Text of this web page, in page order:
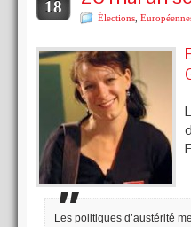
18
Élections
Les politiques d’austérité